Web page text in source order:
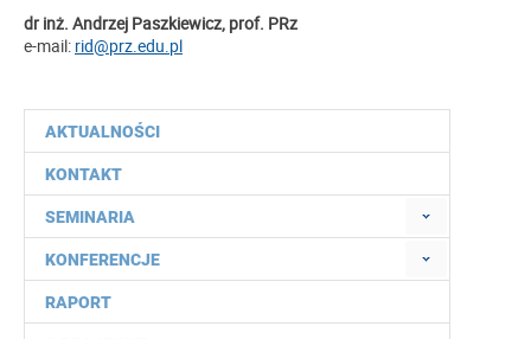
AKTUALNOŚCI
KONTAKT
SEMINARIA
KONFERENCJE
RAPORT
dr inż. Andrzej Paszkiewicz, prof. PRz
e-mail: rid@prz.edu.pl